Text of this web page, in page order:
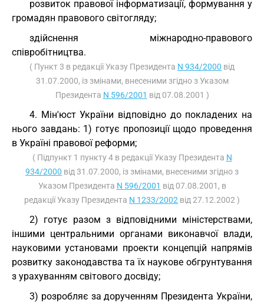
розвиток правової інформатизації, формування у
громадян правового світогляду;
здійснення міжнародно-правового
співробітництва.
( Пункт 3 в редакції Указу Президента N 934/2000 від
31.07.2000, із змінами, внесеними згідно з Указом
Президента N 596/2001 від 07.08.2001 )
4. Мін'юст України відповідно до покладених на
нього завдань: 1) готує пропозиції щодо проведення
в Україні правової реформи;
( Підпункт 1 пункту 4 в редакції Указу Президента N
934/2000 від 31.07.2000, із змінами, внесеними згідно з
Указом Президента N 596/2001 від 07.08.2001, в
редакції Указу Президента N 1233/2002 від 27.12.2002 )
2) готує разом з відповідними міністерствами,
іншими центральними органами виконавчої влади,
науковими установами проекти концепцій напрямів
розвитку законодавства та їх наукове обгрунтування
з урахуванням світового досвіду;
3) розробляє за дорученням Президента України,